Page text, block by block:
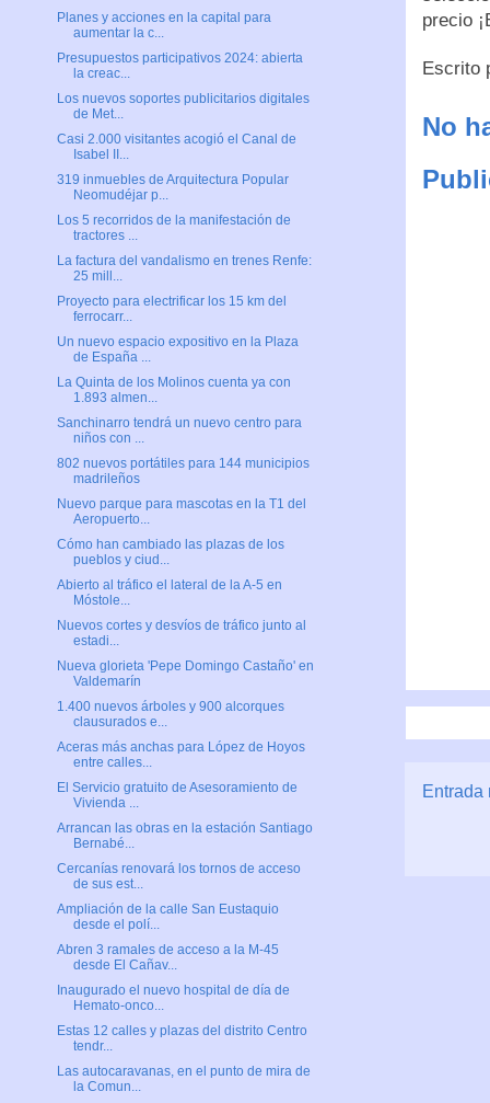
precio
Escrito
No
Entrada
Planes y acciones en la capital para
aumentar la c...
Presupuestos participativos 2024: abierta
la creac...
Los nuevos soportes publicitarios digitales
de Met...
Casi 2.000 visitantes acogió el Canal de
Isabel II...
319 inmuebles de Arquitectura Popular
Neomudéjar p...
Los 5 recorridos de la manifestación de
tractores ...
La factura del vandalismo en trenes Renfe:
25 mill...
Proyecto para electrificar los 15 km del
ferrocarr...
Un nuevo espacio expositivo en la Plaza
de España ...
La Quinta de los Molinos cuenta ya con
1.893 almen...
Sanchinarro tendrá un nuevo centro para
niños con ...
802 nuevos portátiles para 144 municipios
madrileños
Nuevo parque para mascotas en la T1 del
Aeropuerto...
Cómo han cambiado las plazas de los
pueblos y ciud...
Abierto al tráfico el lateral de la A-5 en
Móstole...
Nuevos cortes y desvíos de tráfico junto al
estadi...
Nueva glorieta 'Pepe Domingo Castaño' en
Valdemarín
1.400 nuevos árboles y 900 alcorques
clausurados e...
Aceras más anchas para López de Hoyos
entre calles...
El Servicio gratuito de Asesoramiento de
Vivienda ...
Arrancan las obras en la estación Santiago
Bernabé...
Cercanías renovará los tornos de acceso
de sus est...
Ampliación de la calle San Eustaquio
desde el polí...
Abren 3 ramales de acceso a la M-45
desde El Cañav...
Inaugurado el nuevo hospital de día de
Hemato-onco...
Estas 12 calles y plazas del distrito Centro
tendr...
Las autocaravanas, en el punto de mira de
la Comun...